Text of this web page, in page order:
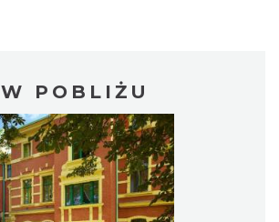
W POBLIŻU